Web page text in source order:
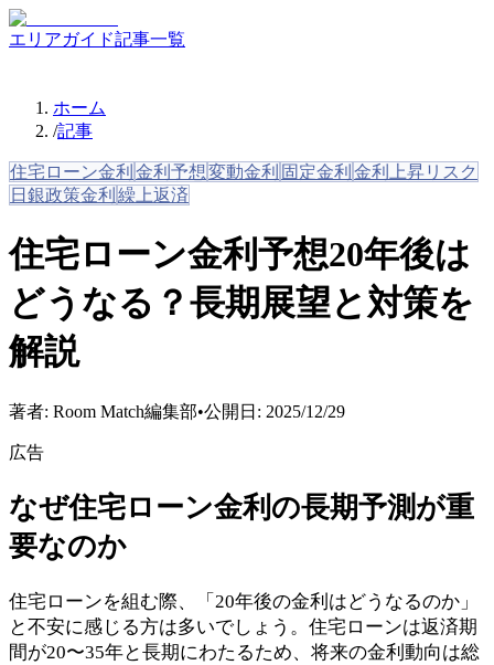
エリアガイド記事一覧
ホーム
/記事
住宅ローン金利 金利予想変動金利 固定金利 金利上昇リスク
日銀政策金利 繰上返済
住宅ローン金利予想20年後は
どうなる？長期展望と対策を
解説
著者: Room Match編集部•公開日: 2025/12/29
広告
なぜ住宅ローン金利の長期予測が重
要なのか
住宅ローンを組む際、「20年後の金利はどうなるのか」
と不安に感じる方は多いでしょう。住宅ローンは返済期
間が20〜35年と長期にわたるため、将来の金利動向は総